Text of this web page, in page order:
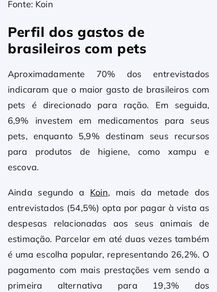
Fonte: Koin
Perfil dos gastos de
brasileiros com pets
Aproximadamente 70% dos entrevistados
indicaram que o maior gasto de brasileiros com
pets é direcionado para ração. Em seguida,
6,9% investem em medicamentos para seus
pets, enquanto 5,9% destinam seus recursos
para produtos de higiene, como xampu e
escova.
Ainda segundo a Koin, mais da metade dos
entrevistados (54,5%) opta por pagar à vista as
despesas relacionadas aos seus animais de
estimação. Parcelar em até duas vezes também
é uma escolha popular, representando 26,2%. O
pagamento com mais prestações vem sendo a
primeira alternativa para 19,3% dos